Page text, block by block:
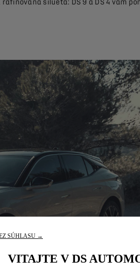
silueta: DS 9 a DS 4 vám
SÚHLASU →
VITAJTE V DS